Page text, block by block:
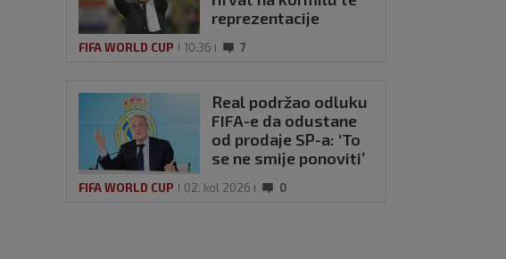
reprezentacije
FIFA WORLD CUP 10:36 7
Real podržao odluku
FIFA-e da odustane
od prodaje SP-a: ‘To
se ne smije ponoviti’
FIFA WORLD CUP 02. kol 2026 0